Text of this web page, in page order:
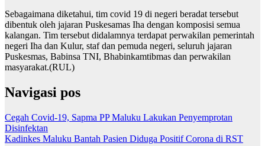
Sebagaimana diketahui, tim covid 19 di negeri beradat tersebut
dibentuk oleh jajaran Puskesamas Iha dengan komposisi semua
kalangan. Tim tersebut didalamnya terdapat perwakilan pemerintah
negeri Iha dan Kulur, staf dan pemuda negeri, seluruh jajaran
Puskesmas, Babinsa TNI, Bhabinkamtibmas dan perwakilan
masyarakat.(RUL)
Navigasi pos
Cegah Covid-19, Sapma PP Maluku Lakukan Penyemprotan
Disinfektan
Kadinkes Maluku Bantah Pasien Diduga Positif Corona di RST